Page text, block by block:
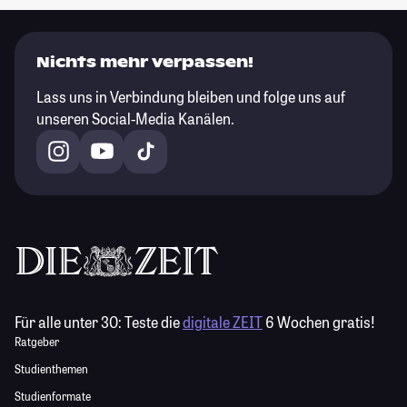
Nichts mehr verpassen!
Lass uns in Verbindung bleiben und folge uns auf
unseren Social-Media Kanälen.
Für alle unter 30:Teste diedigitale ZEIT6 Wochen gratis!
Ratgeber
Studienthemen
Studienformate